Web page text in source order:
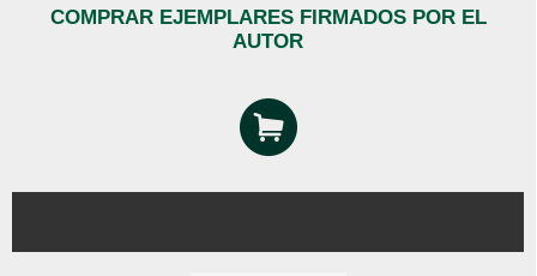
COMPRAR EJEMPLARES FIRMADOS POR EL
AUTOR